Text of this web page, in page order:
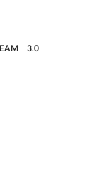
。インターネッ
カスタマイズは
限があります。
も可能です。 ・
国その他の諸国に
崎市東向島西之町
3.0